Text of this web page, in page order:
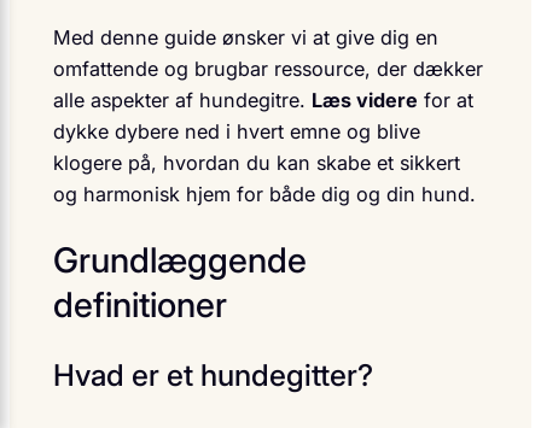
Med denne guide ønsker vi at give dig en
omfattende og brugbar ressource, der dækker
alle aspekter af hundegitre. Læs videre for at
dykke dybere ned i hvert emne og blive
klogere på, hvordan du kan skabe et sikkert
og harmonisk hjem for både dig og din hund.
Grundlæggende
definitioner
Hvad er et hundegitter?